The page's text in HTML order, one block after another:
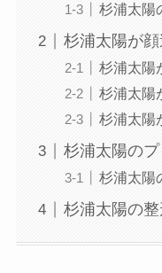
杉浦太陽
杉浦太陽が
杉浦太陽
杉浦太陽
杉浦太陽
杉浦太陽の
杉浦太陽
杉浦太陽の